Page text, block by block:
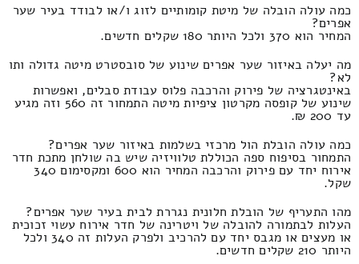
כמה עולה הובלה של מיטת קומותיים לזוג ו/או לבודד בעיר שער
אפרים?
המחיר הוא 370 ולכל היותר 180 שקלים חדשים.
מה יעלה באיזור שער אפרים שינוע של סובסטרט מיטה גדולה ותו
לא?
באינטגרציה של פירוק והרכבה פלוס עבודת סבלים, ואפשרות
שינוע של קופסה מקרטון ציפיות מיטה התמחור זה 560 וזה מגיע
עד 200 ₪.
כמה עולה הובלת הול מרכזי בשלמות באיזור שער אפרים?
התמחור בסיפוח ספה הכוללת טלוויזיה שיש בה שולחן מתכת חדר
אירוח יחד עם פירוק והרכבה המחיר הוא 600 ומקסימום 340
שקל.
מהו התעריף של הובלת חלונית נגררת לבית בעיר שער אפרים?
העלות לבתמורה להובלה של ויטרינה של חדר אירוח עשוי זכוכית
או מעצים או מגבס יחד עם להרכיב ולפרק העלות זה 340 ולכל
היותר 210 שקלים חדשים.